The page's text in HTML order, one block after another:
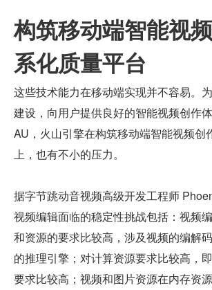
构筑移动端智能视
系化质量平台
这些技术能力在移动端实现并不容易。
建设，向用户提供良好的智能视频创作
AU，火山引擎在构筑移动端智能视频创
上，也有不小的压力。
据字节跳动音视频高级开发工程师
视频编辑面临的稳定性挑战包括：视频
和资源的要求比较高，涉及视频的编解
的推理引擎；对计算资源要求比较高，
要求比较高；视频和图片资源在内存资